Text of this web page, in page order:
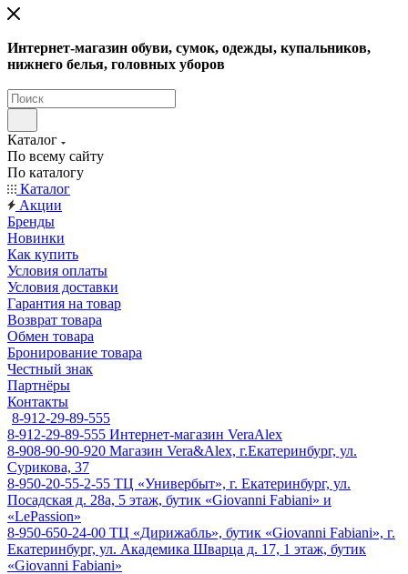
Интернет-магазин обуви, сумок, одежды, купальников,
нижнего белья, головных уборов
Каталог
По всему сайту
По каталогу
Каталог
Акции
Бренды
Новинки
Как купить
Условия оплаты
Условия доставки
Гарантия на товар
Возврат товара
Обмен товара
Бронирование товара
Честный знак
Партнёры
Контакты
8-912-29-89-555
8-912-29-89-555 Интернет-магазин VeraAlex
8-908-90-90-920 Магазин Vera&Alex, г.Екатеринбург, ул.
Сурикова, 37
8-950-20-55-2-55 ТЦ «Универбыт», г. Екатеринбург, ул.
Посадская д. 28а, 5 этаж, бутик «Giovanni Fabiani» и
«LePassion»
8-950-650-24-00 ТЦ «Дирижабль», бутик «Giovanni Fabiani», г.
Екатеринбург, ул. Академика Шварца д. 17, 1 этаж, бутик
«Giovanni Fabiani»